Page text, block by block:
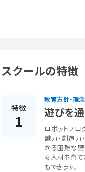
スクールの特徴
特徴
1
教育方針・理念
遊びを
ロボットプロ
識力・創造力
かる困難な
る人材を育て
もできます。